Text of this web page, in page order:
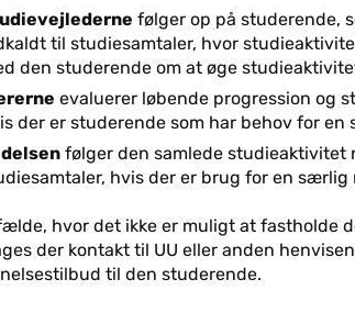
følger op på studerende,
til studiesamtaler, hvor
den studerende om at øge
evaluerer løbende progression og
der er studerende som har behov for en
følger den samlede studieaktivitet
hvis der er brug for en
hvor det ikke er muligt at fastholde
der kontakt til UU eller anden
til den studerende.